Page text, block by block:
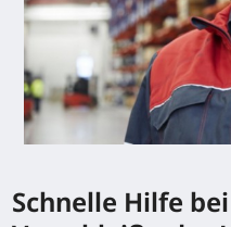
Schnelle Hilfe